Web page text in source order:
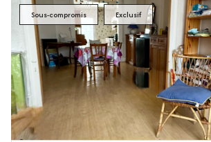
Sous-compromis Exclusif